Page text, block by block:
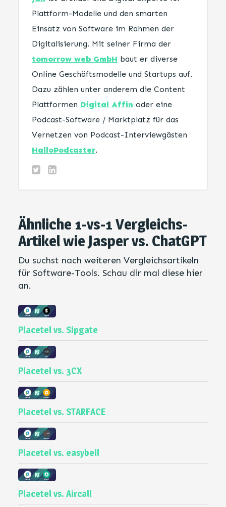
Plattform-Modelle und den smarten
Einsatz von Software im Rahmen der
Digitalisierung. Mit seiner Firma der
tomorrow web GmbH baut er diverse
Online Geschäftsmodelle und Startups auf.
Dazu zählen unter anderem die Content
Plattformen Digital Affin oder eine
Podcast-Software / Marktplatz für das
Vernetzen von Podcast-Interviewgästen
HalloPodcaster.
Ähnliche 1-vs-1 Vergleichs-
Artikel wie Jasper vs. ChatGPT
Du suchst nach weiteren Vergleichsartikeln
für Software-Tools. Schau dir mal diese hier
an.
Placetel vs. Sipgate
Placetel vs. 3CX
Placetel vs. STARFACE
Placetel vs. easybell
Placetel vs. Aircall